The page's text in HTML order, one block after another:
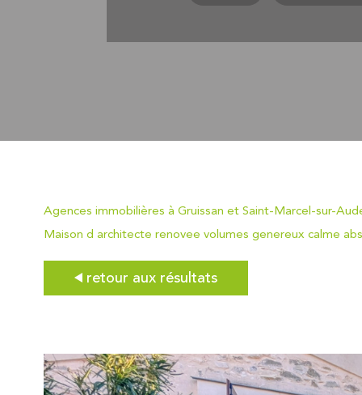
Agences immobilières à Gruissan et Saint-Marcel-sur-
Maison d architecte renovee volumes genereux calme
retour aux résultats